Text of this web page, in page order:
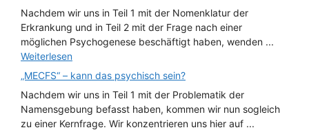
Nachdem wir uns in Teil 1 mit der Nomenklatur der
Erkrankung und in Teil 2 mit der Frage nach einer
möglichen Psychogenese beschäftigt haben, wenden ...
Weiterlesen
„MECFS“ – kann das psychisch sein?
Nachdem wir uns in Teil 1 mit der Problematik der
Namensgebung befasst haben, kommen wir nun sogleich
zu einer Kernfrage. Wir konzentrieren uns hier auf ...